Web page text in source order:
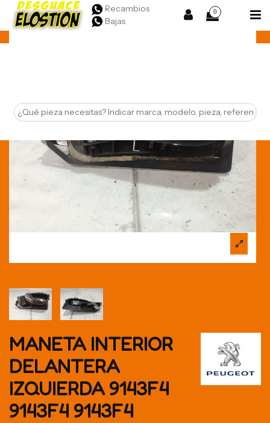
Recambios
Bajas
0
MANETA INTERIOR
DELANTERA
IZQUIERDA 9143F4
9143F4 9143F4